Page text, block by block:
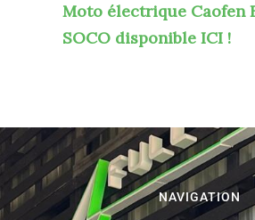
Moto électrique Caofen
SOCO disponible ICI !
NAVIGATION